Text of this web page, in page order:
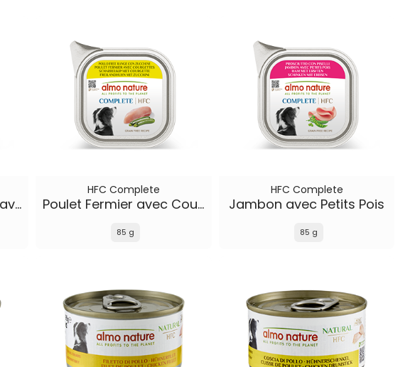
Bœuf Angus Irlandais avec Haricots Verts
HFC Complete
Poulet Fermier avec Courgettes
85 g
HFC Complete
Jambon avec Petits Pois
85 g